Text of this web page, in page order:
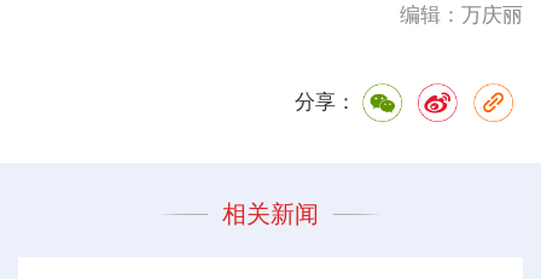
编辑：万庆丽
分享：
相关新闻